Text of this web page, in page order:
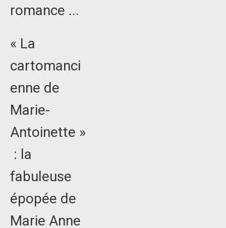
romance ...
« La
cartomanci
enne de
Marie-
Antoinette »
: la
fabuleuse
épopée de
Marie Anne